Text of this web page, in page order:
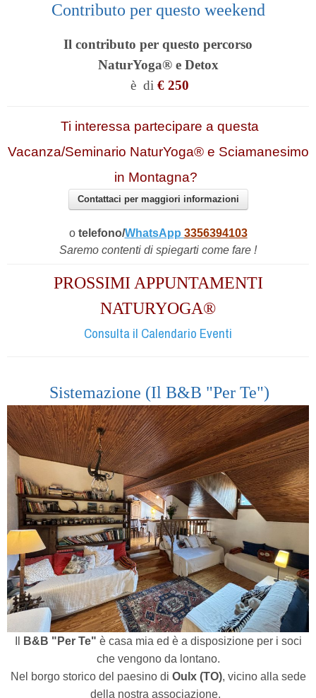
Contributo per questo weekend
Il contributo per questo percorso
NaturYoga®e Detox
è di € 250
Ti interessa partecipare a questa
Vacanza/Seminario NaturYoga® e Sciamanesimo
in Montagna?
Contattaci per maggiori informazioni
o telefono/WhatsApp 3356394103
Saremo contenti di spiegarti come fare !
PROSSIMI APPUNTAMENTI
NATURYOGA®
Consulta il Calendario Eventi
Sistemazione (Il B&B "Per Te")
B&B "Per Te" è casa mia ed è a disposizione per i soci
che vengono da lontano.
Nel borgo storico del paesino di Oulx (TO), vicino alla sede
della nostra associazione.